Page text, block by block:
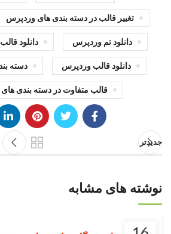
تغییر قالب در دسته بندی های وردپرس
دانلود تم وردپرس دانلود
دانلود قالب وردپرس دسته
قالب متفاوت در دسته بندی
جدیدتر
نوشته های مشابه